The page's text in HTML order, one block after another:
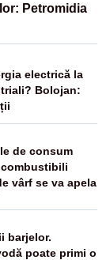
Petromidia
electrică la
Bolojan:
de consum
vârf se va apela
barjelor.
poate primi o